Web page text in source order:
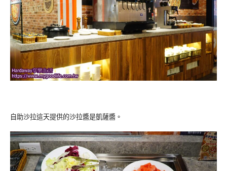
自助沙拉這天提供的沙拉醬是凱薩醬。